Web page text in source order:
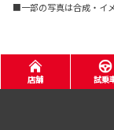
■一部の写真は合成・イメ
店舗 試乗